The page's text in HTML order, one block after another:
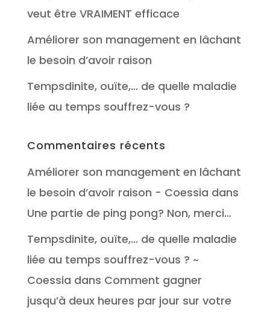
veut être VRAIMENT efficace
Améliorer son management en lâchant
le besoin d’avoir raison
Tempsdinite, ouïte,… de quelle maladie
liée au temps souffrez-vous ?
Commentaires récents
Améliorer son management en lâchant
le besoin d’avoir raison - Coessia dans
Une partie de ping pong? Non, merci…
Tempsdinite, ouïte,… de quelle maladie
liée au temps souffrez-vous ? ~
Coessia dans Comment gagner
jusqu’à deux heures par jour sur votre